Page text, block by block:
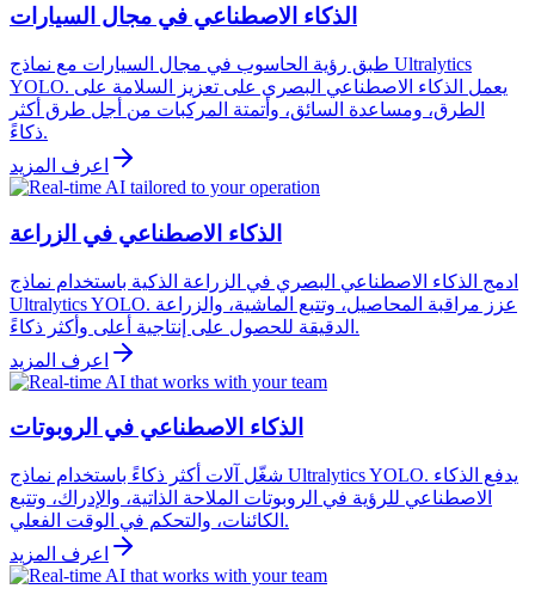
الذكاء الاصطناعي في مجال السيارات
طبق رؤية الحاسوب في مجال السيارات مع نماذج Ultralytics
YOLO. يعمل الذكاء الاصطناعي البصري على تعزيز السلامة على
الطرق، ومساعدة السائق، وأتمتة المركبات من أجل طرق أكثر
ذكاءً.
اعرف المزيد
الذكاء الاصطناعي في الزراعة
ادمج الذكاء الاصطناعي البصري في الزراعة الذكية باستخدام نماذج
Ultralytics YOLO. عزز مراقبة المحاصيل، وتتبع الماشية، والزراعة
الدقيقة للحصول على إنتاجية أعلى وأكثر ذكاءً.
اعرف المزيد
الذكاء الاصطناعي في الروبوتات
شغّل آلات أكثر ذكاءً باستخدام نماذج Ultralytics YOLO. يدفع الذكاء
الاصطناعي للرؤية في الروبوتات الملاحة الذاتية، والإدراك، وتتبع
الكائنات، والتحكم في الوقت الفعلي.
اعرف المزيد